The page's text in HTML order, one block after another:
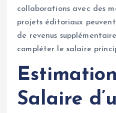
collaborations avec des
projets éditoriaux
de revenus
compléter le salaire
Salaire